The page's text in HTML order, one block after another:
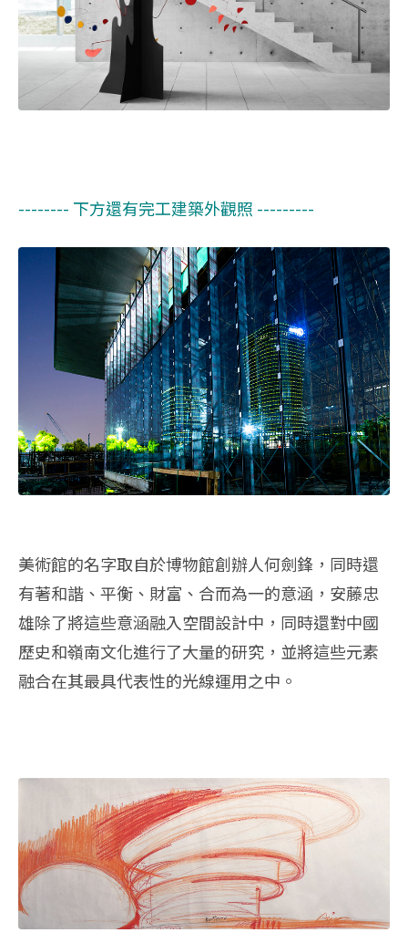
-------- 下方還有完工建築外觀照 ---------
美術館的名字取自於博物館創辦人何劍鋒，同時還
有著和諧、平衡、財富、合而為一的意涵，安藤忠
雄除了將這些意涵融入空間設計中，同時還對中國
歷史和嶺南文化進行了大量的研究，並將這些元素
融合在其最具代表性的光線運用之中。